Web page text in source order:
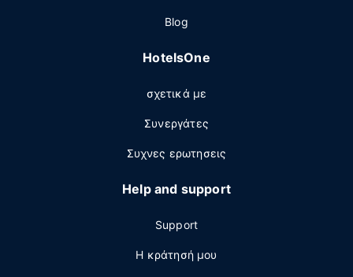
Blog
HotelsOne
σχετικά με
Συνεργάτες
Συχνες ερωτησεις
Help and support
Support
Η κράτησή μου